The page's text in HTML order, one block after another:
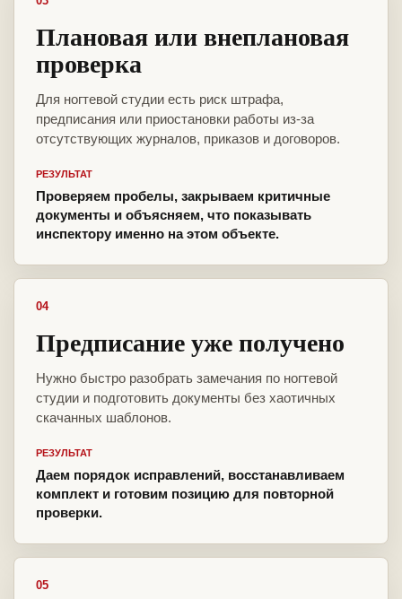
Плановая или внеплановая
проверка
Для ногтевой студии есть риск штрафа,
предписания или приостановки работы из-за
отсутствующих журналов, приказов и договоров.
РЕЗУЛЬТАТ
Проверяем пробелы, закрываем критичные
документы и объясняем, что показывать
инспектору именно на этом объекте.
04
Предписание уже получено
Нужно быстро разобрать замечания по ногтевой
студии и подготовить документы без хаотичных
скачанных шаблонов.
РЕЗУЛЬТАТ
Даем порядок исправлений, восстанавливаем
комплект и готовим позицию для повторной
проверки.
05